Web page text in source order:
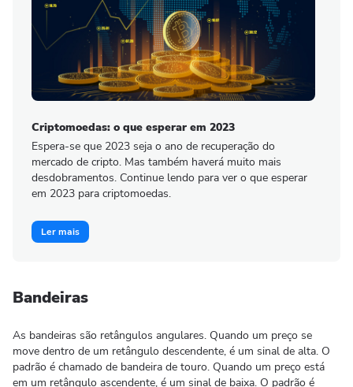
Criptomoedas: o que esperar em 2023
Espera-se que 2023 seja o ano de recuperação do
mercado de cripto. Mas também haverá muito mais
desdobramentos. Continue lendo para ver o que esperar
em 2023 para criptomoedas.
Ler mais
Bandeiras
As bandeiras são retângulos angulares. Quando um preço se
move dentro de um retângulo descendente, é um sinal de alta. O
padrão é chamado de bandeira de touro. Quando um preço está
em um retângulo ascendente, é um sinal de baixa. O padrão é